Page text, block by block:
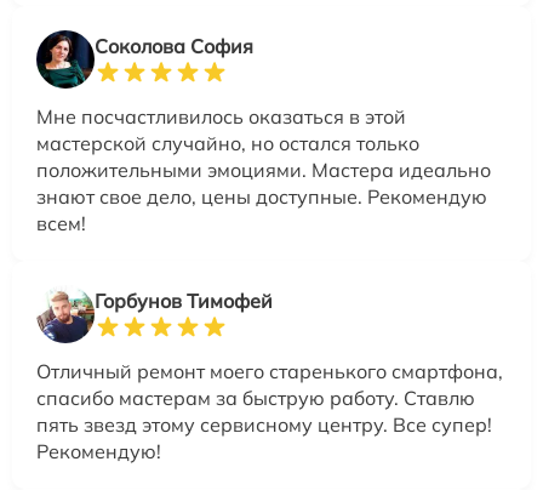
Соколова София
Мне посчастливилось оказаться в этой
мастерской случайно, но остался только
положительными эмоциями. Мастера идеально
знают свое дело, цены доступные. Рекомендую
всем!
Горбунов Тимофей
Отличный ремонт моего старенького смартфона,
спасибо мастерам за быструю работу. Ставлю
пять звезд этому сервисному центру. Все супер!
Рекомендую!